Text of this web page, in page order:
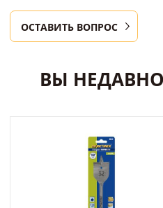
ОСТАВИТЬ ВОПРОС
ВЫ